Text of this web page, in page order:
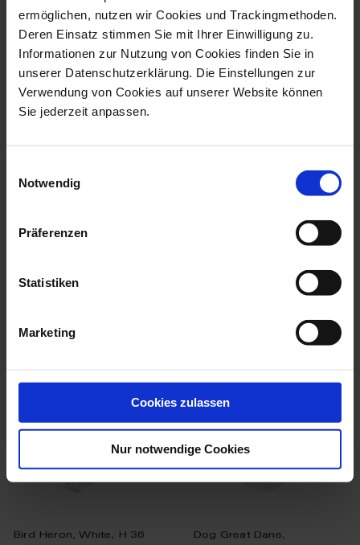
ermöglichen, nutzen wir Cookies und Trackingmethoden.
Deren Einsatz stimmen Sie mit Ihrer Einwilligung zu.
Informationen zur Nutzung von Cookies finden Sie in
unserer Datenschutzerklärung. Die Einstellungen zur
Verwendung von Cookies auf unserer Website können
Sie jederzeit anpassen.
Notwendig
Präferenzen
Statistiken
Marketing
Cookies zulassen
Nur notwendige Cookies
$354.00
Mother Holle Fairytale
we think you’ll like these
Bird Heron, White, H 36
Dog Great Dane,